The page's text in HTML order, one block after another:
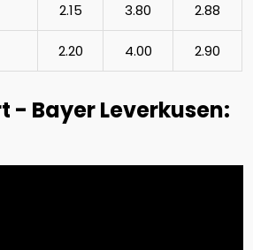
2.15 3.80 2.88
2.20 4.00 2.90
- Bayer Leverkusen: